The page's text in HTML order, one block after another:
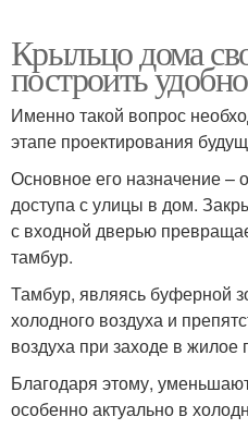
Крыльцо дома
построить
Именно такой вопрос
этапе проектирования
Основное его назначение –
доступа с улицы в дом.
с входной дверью
тамбур.
Тамбур, являясь буферной
холодного воздуха и
воздуха при заходе в
Благодаря этому,
особенно актуально в